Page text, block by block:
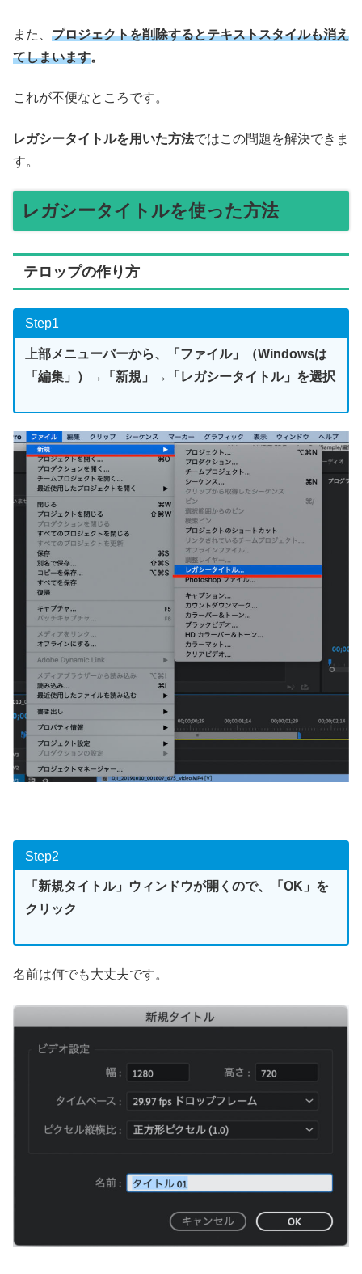
また、 プロジェクトを削除するとテキストスタイルも消え
てしまいます。
これが不便なところです。
レガシータイトルを用いた方法ではこの問題を解決できま
す。
レガシータイトルを使った方法
テロップの作り方
Step1
上部メニューバーから、「ファイル」（Windowsは
「編集」）→「新規」→「レガシータイトル」を選択
Step2
「新規タイトル」ウィンドウが開くので、「OK」を
クリック
名前は何でも大丈夫です。